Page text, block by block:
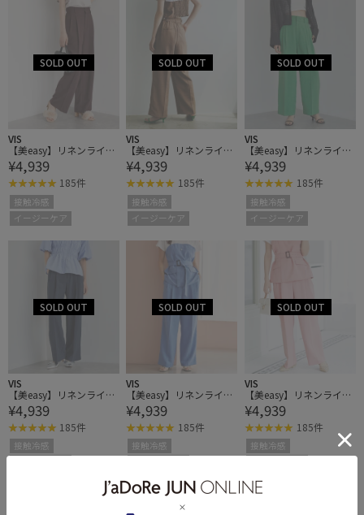
VIS
【美easy】リネンライク
ワンタックワイドスラッ
クスパンツ
¥4,939
185件
接触冷感
イージーケア
VIS
【美easy】リネンライク
ワンタックワイドスラッ
クスパンツ
¥4,939
185件
接触冷感
イージーケア
VIS
【美easy】リネンライク
ワンタックワイドスラッ
クスパンツ
¥4,939
185件
接触冷感
イージーケア
VIS
【美easy】リネンライク
ワンタックワイドスラッ
クスパンツ
¥4,939
185件
接触冷感
VIS
【美easy】リネンライク
ワンタックワイドスラッ
クスパンツ
¥4,939
185件
接触冷感
VIS
【美easy】リネンライク
ワンタックワイドスラッ
クスパンツ
¥4,939
185件
接触冷感